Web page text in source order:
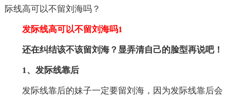
际线高可以不留刘海吗？
发际线高可以不留刘海吗1
还在纠结该不该留刘海？显弄清自己的脸型再说吧！
1、发际线靠后
发际线靠后的妹子一定要留刘海，因为发际线靠后会